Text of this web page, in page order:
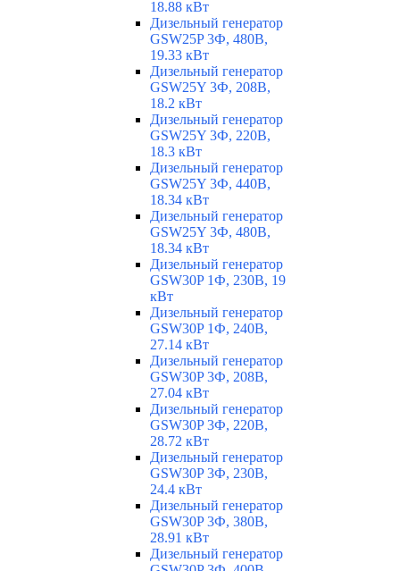
18.88 кВт
Дизельный генератор
GSW25P 3Ф, 480В,
19.33 кВт
Дизельный генератор
GSW25Y 3Ф, 208В,
18.2 кВт
Дизельный генератор
GSW25Y 3Ф, 220В,
18.3 кВт
Дизельный генератор
GSW25Y 3Ф, 440В,
18.34 кВт
Дизельный генератор
GSW25Y 3Ф, 480В,
18.34 кВт
Дизельный генератор
GSW30P 1Ф, 230В, 19
кВт
Дизельный генератор
GSW30P 1Ф, 240В,
27.14 кВт
Дизельный генератор
GSW30P 3Ф, 208В,
27.04 кВт
Дизельный генератор
GSW30P 3Ф, 220В,
28.72 кВт
Дизельный генератор
GSW30P 3Ф, 230В,
24.4 кВт
Дизельный генератор
GSW30P 3Ф, 380В,
28.91 кВт
Дизельный генератор